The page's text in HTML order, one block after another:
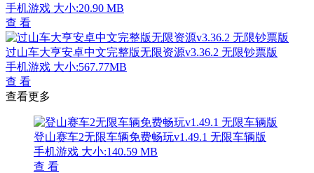
手机游戏 大小:20.90 MB
查 看
过山车大亨安卓中文完整版无限资源v3.36.2 无限钞票版
手机游戏 大小:567.77MB
查 看
查看更多
登山赛车2无限车辆免费畅玩v1.49.1 无限车辆版
手机游戏 大小:140.59 MB
查 看